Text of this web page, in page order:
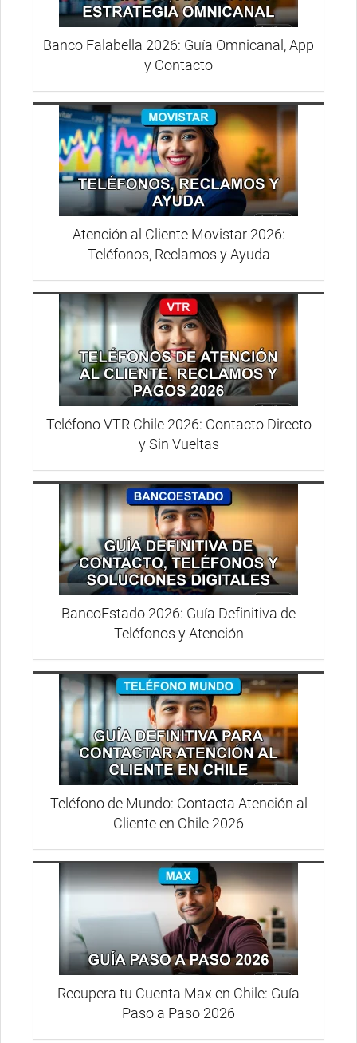
Banco Falabella 2026: Guía Omnicanal, App
y Contacto
Atención al Cliente Movistar 2026:
Teléfonos, Reclamos y Ayuda
Teléfono VTR Chile 2026: Contacto Directo
y Sin Vueltas
BancoEstado 2026: Guía Definitiva de
Teléfonos y Atención
Teléfono de Mundo: Contacta Atención al
Cliente en Chile 2026
Recupera tu Cuenta Max en Chile: Guía
Paso a Paso 2026